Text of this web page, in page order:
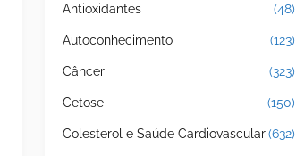
Antioxidantes (48)
Autoconhecimento (123)
Câncer (323)
Cetose (150)
Colesterol e Saúde Cardiovascular(632)